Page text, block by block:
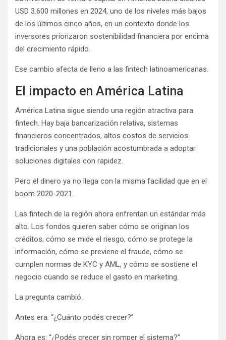
USD 3.600 millones en 2024, uno de los niveles más bajos
de los últimos cinco años, en un contexto donde los
inversores priorizaron sostenibilidad financiera por encima
del crecimiento rápido.
Ese cambio afecta de lleno a las fintech latinoamericanas.
El impacto en América Latina
América Latina sigue siendo una región atractiva para
fintech. Hay baja bancarización relativa, sistemas
financieros concentrados, altos costos de servicios
tradicionales y una población acostumbrada a adoptar
soluciones digitales con rapidez.
Pero el dinero ya no llega con la misma facilidad que en el
boom 2020-2021.
Las fintech de la región ahora enfrentan un estándar más
alto. Los fondos quieren saber cómo se originan los
créditos, cómo se mide el riesgo, cómo se protege la
información, cómo se previene el fraude, cómo se
cumplen normas de KYC y AML, y cómo se sostiene el
negocio cuando se reduce el gasto en marketing.
La pregunta cambió.
Antes era: “¿Cuánto podés crecer?”
Ahora es: “¿Podés crecer sin romper el sistema?”